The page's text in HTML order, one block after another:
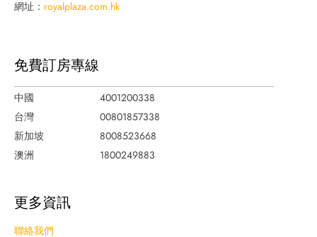
網址： royalplaza.com.hk
免費訂房專線
中國
4001200338
台灣
00801857338
新加坡
8008523668
澳洲
1800249883
更多資訊
聯絡我們